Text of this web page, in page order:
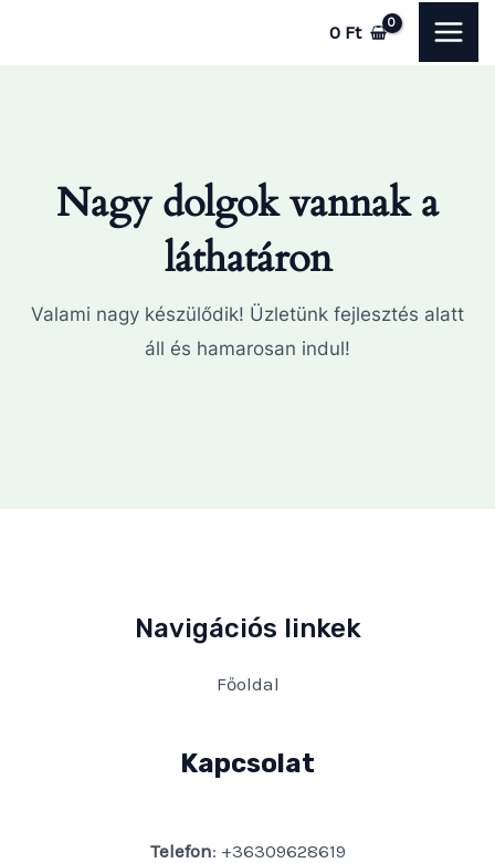
0 Ft
Nagy dolgok vannak a
láthatáron
Valami nagy készülődik! Üzletünk fejlesztés alatt
áll és hamarosan indul!
Navigációs linkek
Főoldal
Kapcsolat
Telefon: +36309628619